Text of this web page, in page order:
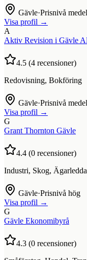
Gävle·Prisnivå medel
Visa profil →
A
Aktiv Revision i Gävle
4.5 (4 recensioner)
Redovisning, Bokföring
Gävle·Prisnivå medel
Visa profil →
G
Grant Thornton Gävle
4.4 (0 recensioner)
Industri, Skog,
Gävle·Prisnivå hög
Visa profil →
G
Gävle Ekonomibyrå
4.3 (0 recensioner)